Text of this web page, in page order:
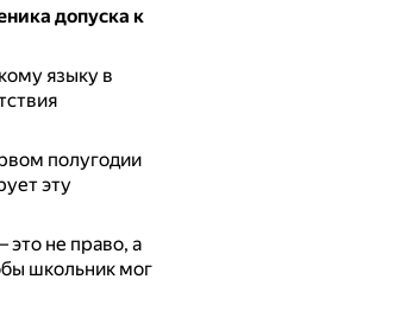
допуска к
языку в
полугодии
эту
это не право, а
школьник мог